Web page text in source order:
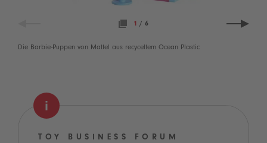
Die Barbie-Puppen von Mattel aus recyceltem Ocean Plastic
1 / 6
TOY BUSINESS FORUM